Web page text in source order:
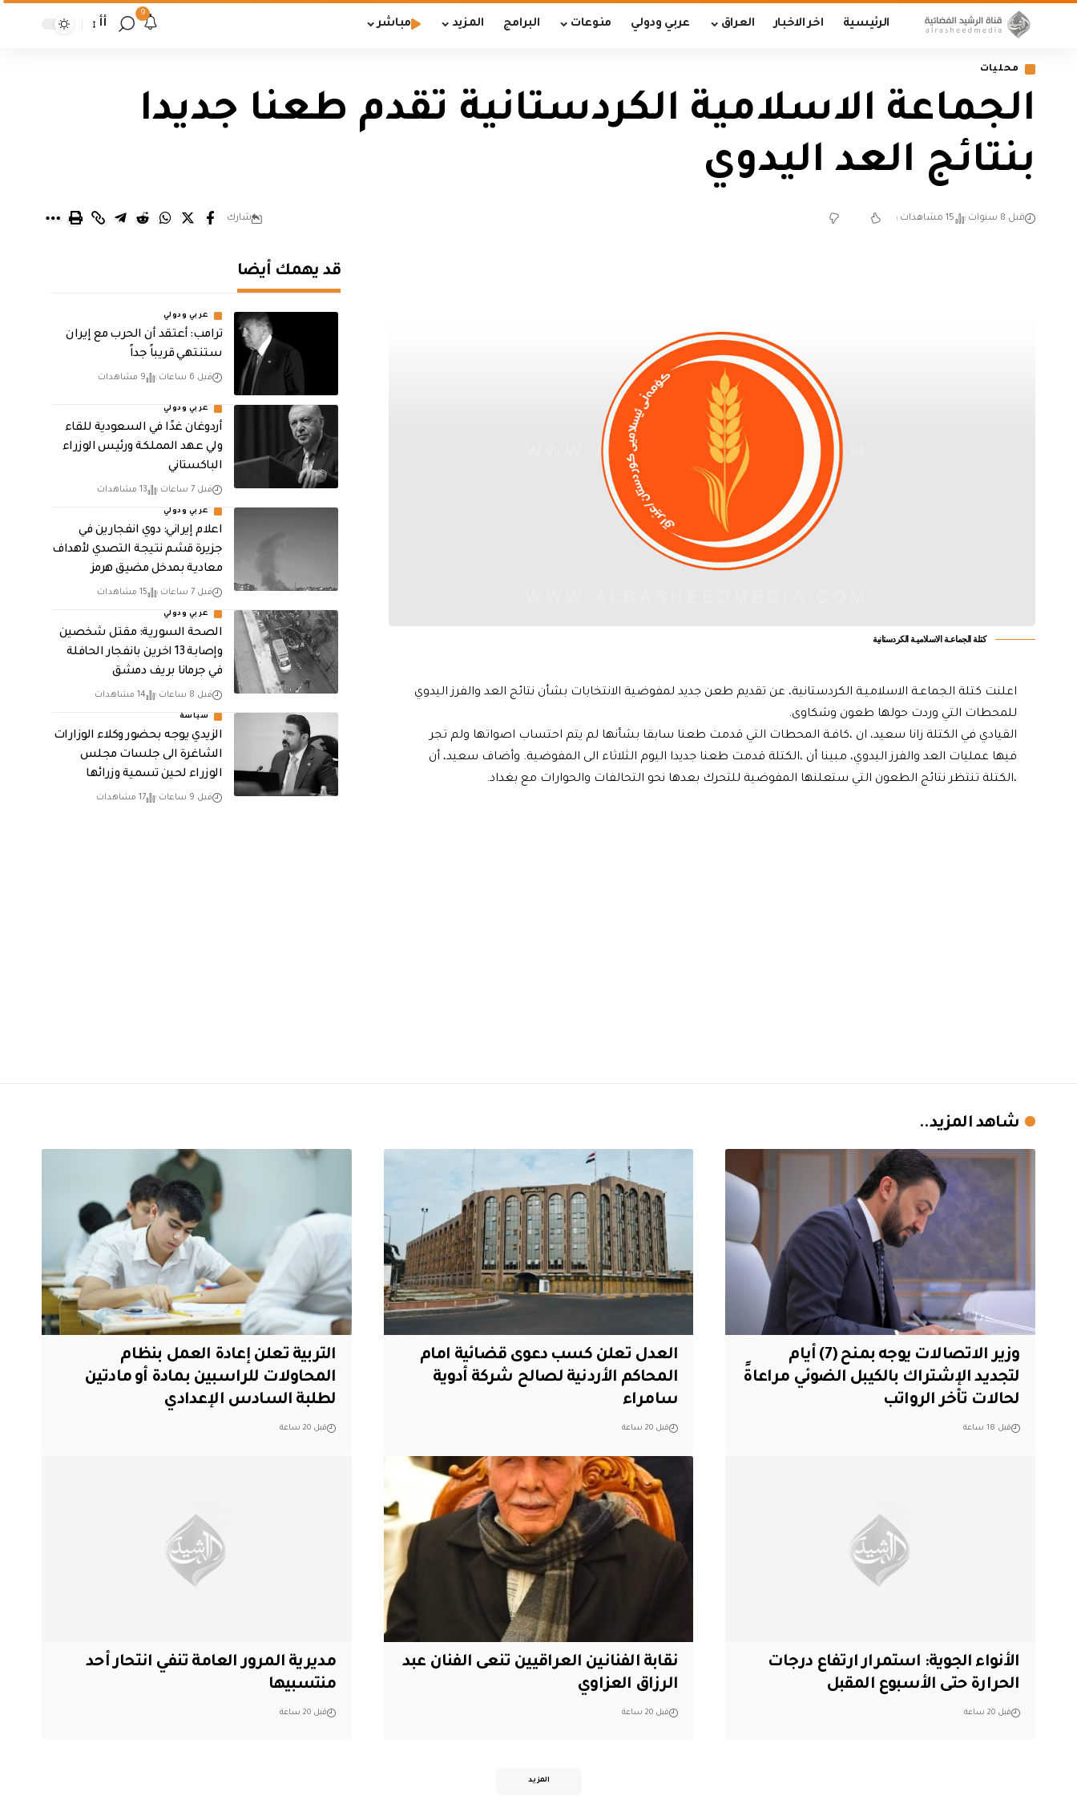
الرئيسية اخر الاخبار العراق عربي ودولي منوعات البرامج المزيد مباشر
9
أأ
محليات
الجماعة الاسلامية الكردستانية تقدم طعنا جديدا
بنتائج العد اليدوي
قبل 8 سنوات 15 مشاهدات شارك
كتلة الجماعـة الاسلاميـة الكردستانية
اعلنت كتلة الجماعـة الاسلاميـة الكردستانية، عن تقديم طعن جديد لمفوضية الانتخابات بشأن نتائج العد والفرز اليدوي
للمحطات التي وردت حولها طعون وشكاوى.
القيادي في الكتلة زانا سعيد، ان ،كافـة المحطات التي قدمت طعنا سابقا بشأنها لم يتم احتساب اصواتها ولم تجر
فيها عمليات العد والفرز اليدوي، مبينا أن ،الكتلة قدمت طعنا جديدا اليوم الثلاثاء الى المفوضية. وأضاف سعيد، أن
،الكتلة تنتظر نتائج الطعون التي ستعلنها المفوضية للتحرك بعدها نحو التحالفات والحوارات مع بغداد.
قد يهمك أيضا
عربي ودولي
‏ترامب: أعتقد أن الحرب مع إيران
ستنتهي قريباً جداً
قبل 6 ساعات 9 مشاهدات
عربي ودولي
أردوغان غدًا في السعودية للقاء
ولي عهد المملكة ورئيس الوزراء
الباكستاني
قبل 7 ساعات 13 مشاهدات
عربي ودولي
اعلام إيراني: دوي انفجارين في
جزيرة قشم نتيجة التصدي لأهداف
معادية بمدخل مضيق هرمز
قبل 7 ساعات 15 مشاهدات
عربي ودولي
الصحة السورية: مقتل شخصين
وإصابة 13 اخرين بانفجار الحافلة
في جرمانا بريف دمشق
قبل 8 ساعات 14 مشاهدات
سياسة
الزيدي يوجه بحضور وكلاء الوزارات
الشاغرة الى جلسات مجلس
الوزراء لحين تسمية وزرائها
قبل 9 ساعات 17 مشاهدات
شاهد المزيد..
وزير الاتصالات يوجه بمنح (7) أيام
لتجديد الإشتراك بالكيبل الضوئي مراعاةً
لحالات تأخر الرواتب
قبل 18 ساعة
العدل تعلن كسب دعوى قضائية امام
المحاكم الأردنية لصالح شركة أدوية
سامراء
قبل 20 ساعة
التربية تعلن إعادة العمل بنظام
المحاولات للراسبين بمادة أو مادتين
لطلبة السادس الإعدادي
قبل 20 ساعة
الأنواء الجوية: استمرار ارتفاع درجات
الحرارة حتى الأسبوع المقبل
قبل 20 ساعة
نقابة الفنانين العراقيين تنعى الفنان عبد
الرزاق العزاوي
قبل 20 ساعة
مديرية المرور العامة تنفي انتحار أحد
منتسبيها
قبل 20 ساعة
المزيد